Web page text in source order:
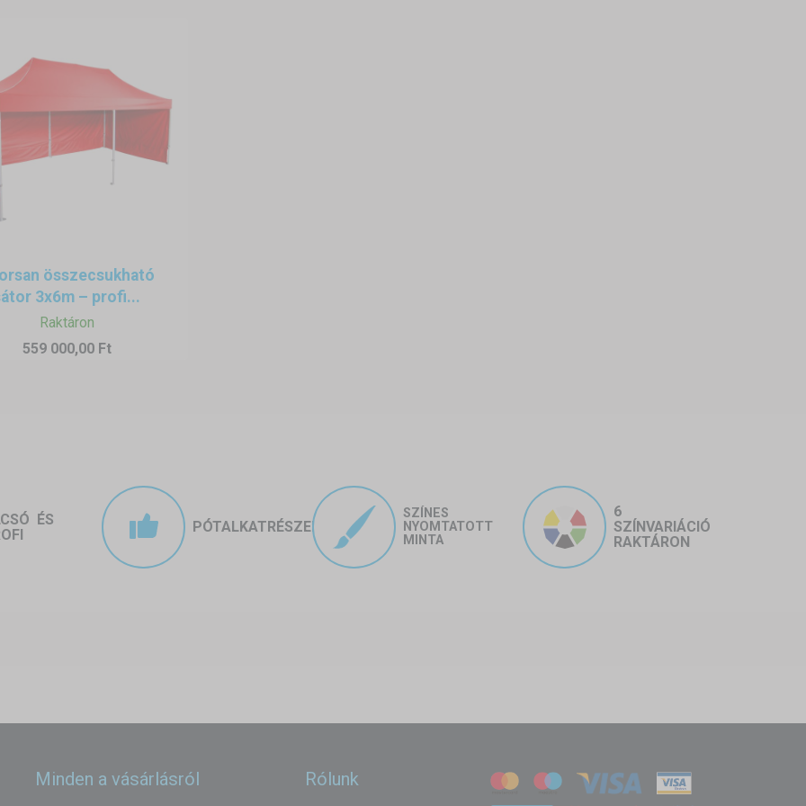
összecsukható
3x6m – profi...
Raktáron
559 000,00 Ft
ÉS
PÓTALKATRÉSZEK
SZÍNES
NYOMTATOTT
MINTA
6
SZÍNVARIÁCIÓ
RAKTÁRON
Minden a vásárlásról Rólunk